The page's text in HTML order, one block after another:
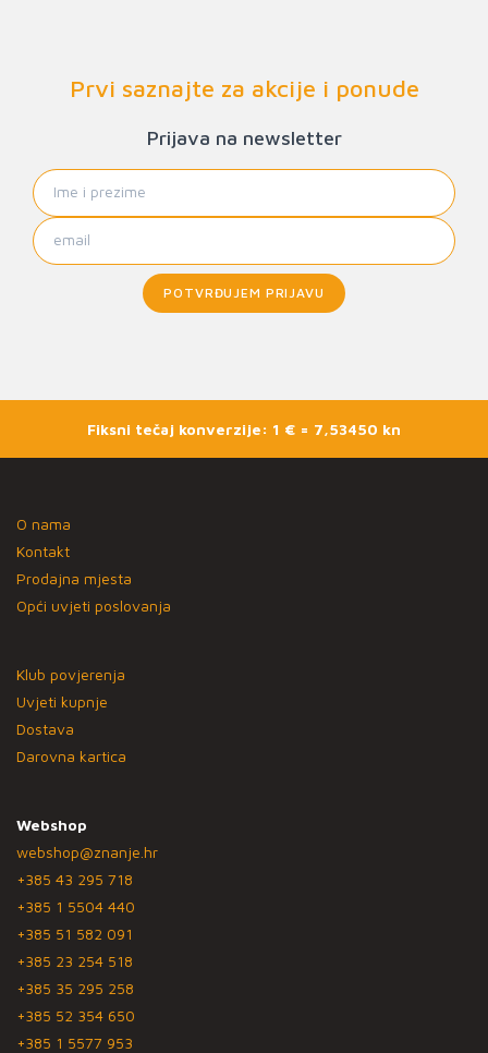
Prvi saznajte za akcije i ponude
Prijava na newsletter
POTVRĐUJEM PRIJAVU
Fiksni tečaj konverzije: 1 € = 7,53450 kn
O nama
Kontakt
Prodajna mjesta
Opći uvjeti poslovanja
Klub povjerenja
Uvjeti kupnje
Dostava
Darovna kartica
Webshop
webshop@znanje.hr
+385 43 295 718
+385 1 5504 440
+385 51 582 091
+385 23 254 518
+385 35 295 258
+385 52 354 650
+385 1 5577 953